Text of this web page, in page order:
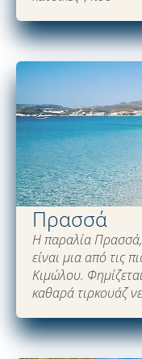
Πρασσά
Η παραλία Πρασσά,
είναι μια από τις
Κιμώλου.
καθαρά τιρκουάζ